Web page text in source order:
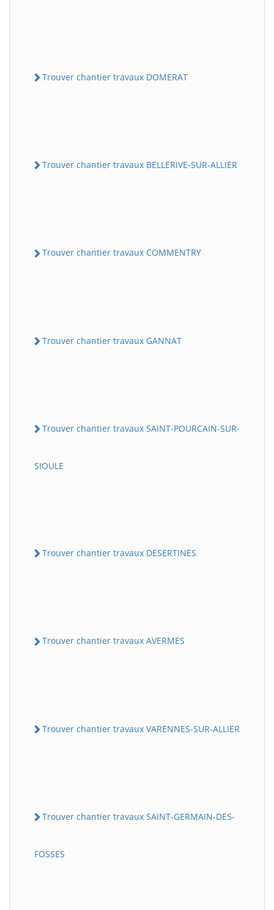
Trouver chantier travaux DOMERAT
Trouver chantier travaux BELLERIVE-SUR-ALLIER
Trouver chantier travaux COMMENTRY
Trouver chantier travaux GANNAT
Trouver chantier travaux SAINT-POURCAIN-SUR-
SIOULE
Trouver chantier travaux DESERTINES
Trouver chantier travaux AVERMES
Trouver chantier travaux VARENNES-SUR-ALLIER
Trouver chantier travaux SAINT-GERMAIN-DES-
FOSSES